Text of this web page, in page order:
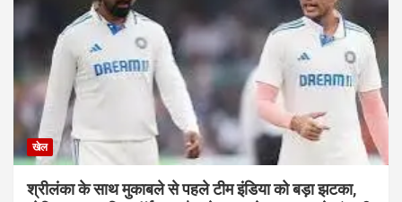
खेल
श्रीलंका के साथ मुकाबले से पहले टीम इंडिया को बड़ा झटका,